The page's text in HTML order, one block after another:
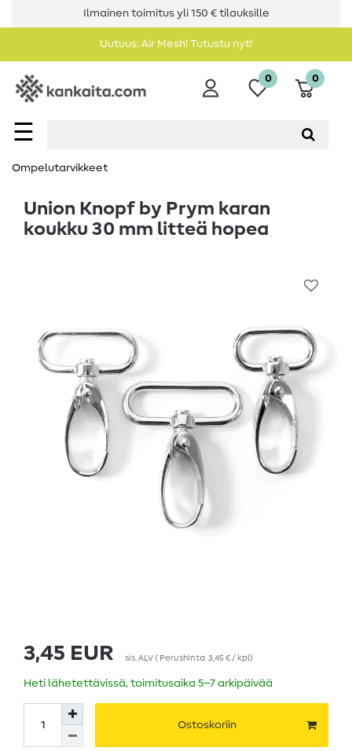
Ilmainen toimitus yli 150 € tilauksille
Uutuus: Air Mesh! Tutustu nyt!
☰
0 0
Ompelutarvikkeet
Union Knopf by Prym karan
koukku 30 mm litteä hopea
3,45 EUR sis. ALV( Perushinta 3,45 € / kpl)
Heti lähetettävissä, toimitusaika 5–7 arkipäivää
Ostoskoriin